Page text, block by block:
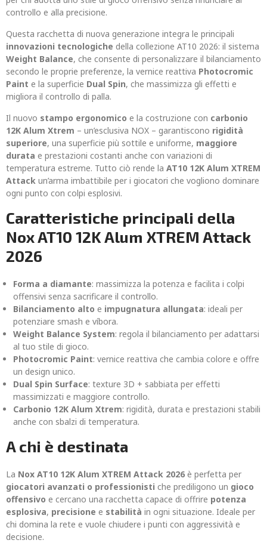
controllo e alla precisione.
Questa racchetta di nuova generazione integra le principali
innovazioni tecnologiche della collezione AT10 2026: il sistema
Weight Balance, che consente di personalizzare il bilanciamento
secondo le proprie preferenze, la vernice reattiva Photocromic
Paint e la superficie Dual Spin, che massimizza gli effetti e
migliora il controllo di palla.
Il nuovo stampo ergonomico e la costruzione con carbonio
12K Alum Xtrem – un’esclusiva NOX – garantiscono rigidità
superiore, una superficie più sottile e uniforme, maggiore
durata e prestazioni costanti anche con variazioni di
temperatura estreme. Tutto ciò rende la AT10 12K Alum XTREM
Attack un’arma imbattibile per i giocatori che vogliono dominare
ogni punto con colpi esplosivi.
Caratteristiche principali della
Nox AT10 12K Alum XTREM Attack
2026
Forma a diamante: massimizza la potenza e facilita i colpi
offensivi senza sacrificare il controllo.
Bilanciamento alto e impugnatura allungata: ideali per
potenziare smash e víbora.
Weight Balance System: regola il bilanciamento per adattarsi
al tuo stile di gioco.
Photocromic Paint: vernice reattiva che cambia colore e offre
un design unico.
Dual Spin Surface: texture 3D + sabbiata per effetti
massimizzati e maggiore controllo.
Carbonio 12K Alum Xtrem: rigidità, durata e prestazioni stabili
anche con sbalzi di temperatura.
A chi è destinata
La Nox AT10 12K Alum XTREM Attack 2026 è perfetta per
giocatori avanzati o professionisti che prediligono un gioco
offensivo e cercano una racchetta capace di offrire potenza
esplosiva, precisione e stabilità in ogni situazione. Ideale per
chi domina la rete e vuole chiudere i punti con aggressività e
decisione.